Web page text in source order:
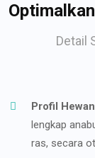
Detail
Profil Hewan
lengkap
ras, secara